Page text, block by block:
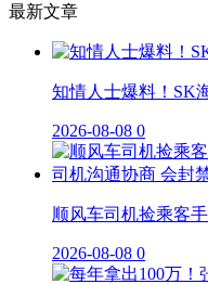
最新文章
知情人士爆料！SK
2026-08-08 0
顺风车司机捡乘客
2026-08-08 0